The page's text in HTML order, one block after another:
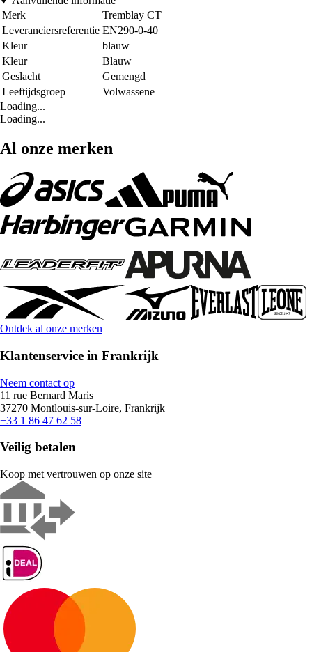
Merk
Tremblay CT
Leveranciersreferentie EN290-0-40
Kleur
blauw
Kleur
Blauw
Geslacht
Gemengd
Leeftijdsgroep
Volwassene
Loading...
Loading...
Al onze merken
Ontdek al onze merken
Klantenservice in Frankrijk
Neem contact op
11 rue Bernard Maris
37270 Montlouis-sur-Loire, Frankrijk
+33 1 86 47 62 58
Veilig betalen
Koop met vertrouwen op onze site